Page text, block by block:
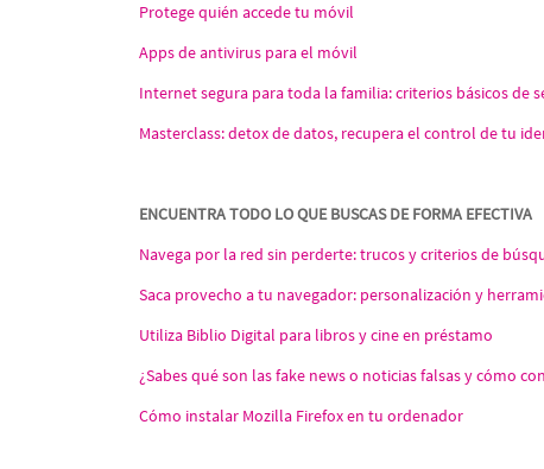
Protege quién accede tu móvil
Apps de antivirus para el móvil
Internet segura para toda la familia: criterios básicos de
Masterclass: detox de datos, recupera el control de tu
ENCUENTRA TODO LO QUE BUSCAS DE FORMA EFECTIVA
Navega por la red sin perderte: trucos y criterios de
Saca provecho a tu navegador: personalización y
Utiliza Biblio Digital para libros y cine en préstamo
¿Sabes qué son las fake news o noticias falsas y cómo
Cómo instalar Mozilla Firefox en tu ordenador